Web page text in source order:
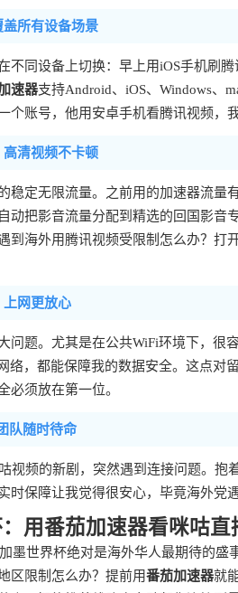
所有设备场景
不同设备上切换：早上用iOS手机刷
速器支持Android、iOS、Windows、
个账号，他用安卓手机看腾讯视频，
清视频不卡顿
稳定无限流量。之前用的加速器流量
动把影音流量分配到精选的回国影
到海外用腾讯视频受限制怎么办？
网更放心
问题。尤其是在公共WiFi环境下，很
络，都能保障我的数据安全。这点对
必须放在第一位。
队随时待命
视频的新剧，突然遇到连接问题。抱
时保障让我觉得很安心，毕竟海外党
用番茄加速器看咪咕直
墨世界杯绝对是海外华人最期待的
区限制怎么办？提前用番茄加速器就